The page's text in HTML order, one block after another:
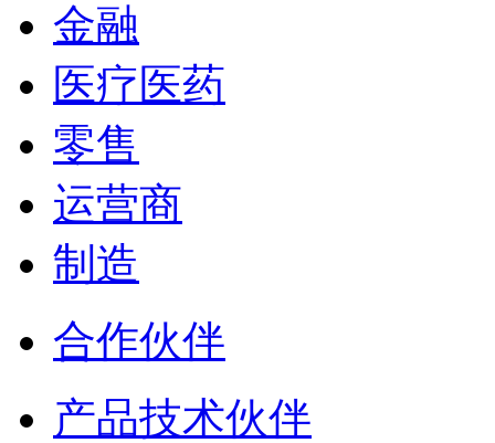
金融
医疗医药
零售
运营商
制造
合作伙伴
产品技术伙伴